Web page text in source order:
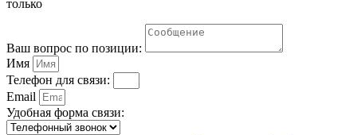
только
Ваш вопрос по позиции:
Имя
Телефон для связи:
Email
Удобная форма связи: